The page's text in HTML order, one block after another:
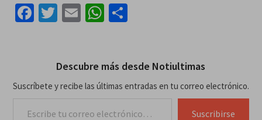
Facebook
Twitter
EmailWhatsApp
Compartir
Descubre más desde Notiultimas
Suscríbete y recibe las últimas entradas en tu correo electrónico.
Suscribirse